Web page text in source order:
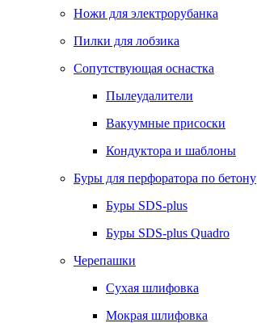
Ножи для электрорубанка
Пилки для лобзика
Сопутствующая оснастка
Пылеудалители
Вакуумные присоски
Кондуктора и шаблоны
Буры для перфоратора по бетону
Буры SDS-plus
Буры SDS-plus Quadro
Черепашки
Сухая шлифовка
Мокрая шлифовка